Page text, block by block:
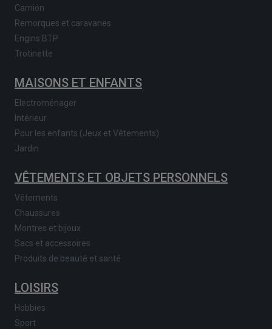
Camion
Remorques et caravanes
Engins BTP
Trotinette
MAISONS ET ENFANTS
Electroménager
Intérieur
Pour les enfants (Jeux et Vêtements)
Jardin
VÊTEMENTS ET OBJETS PERSONNELS
Vêtements
Chaussures
Montres et bijoux
Sacs et accessoires
Produits de beauté et santé
LOISIRS
Hobbies
Sport